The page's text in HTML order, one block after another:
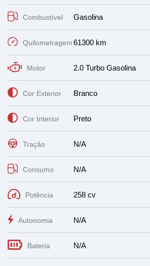
Combustível Gasolina
Quilometragem61300 km
Motor 2.0 Turbo Gasolina
Cor Exterior Branco
Cor Interior Preto
Tração N/A
Consumo N/A
Potência 258 cv
Autonomia N/A
Bateria N/A